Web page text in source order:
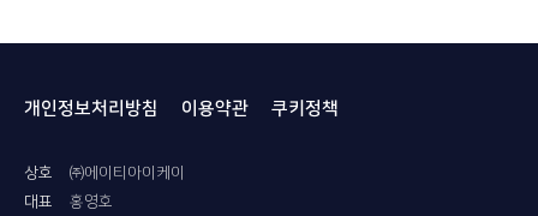
개인정보처리방침 이용약관 쿠키정책
상호
㈜에이티아이케이
대표
홍영호